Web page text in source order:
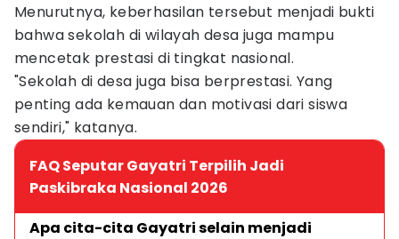
Menurutnya, keberhasilan tersebut menjadi bukti
bahwa sekolah di wilayah desa juga mampu
mencetak prestasi di tingkat nasional.
"Sekolah di desa juga bisa berprestasi. Yang
penting ada kemauan dan motivasi dari siswa
sendiri," katanya.
FAQ Seputar Gayatri Terpilih Jadi
Paskibraka Nasional 2026
Apa cita-cita Gayatri selain menjadi